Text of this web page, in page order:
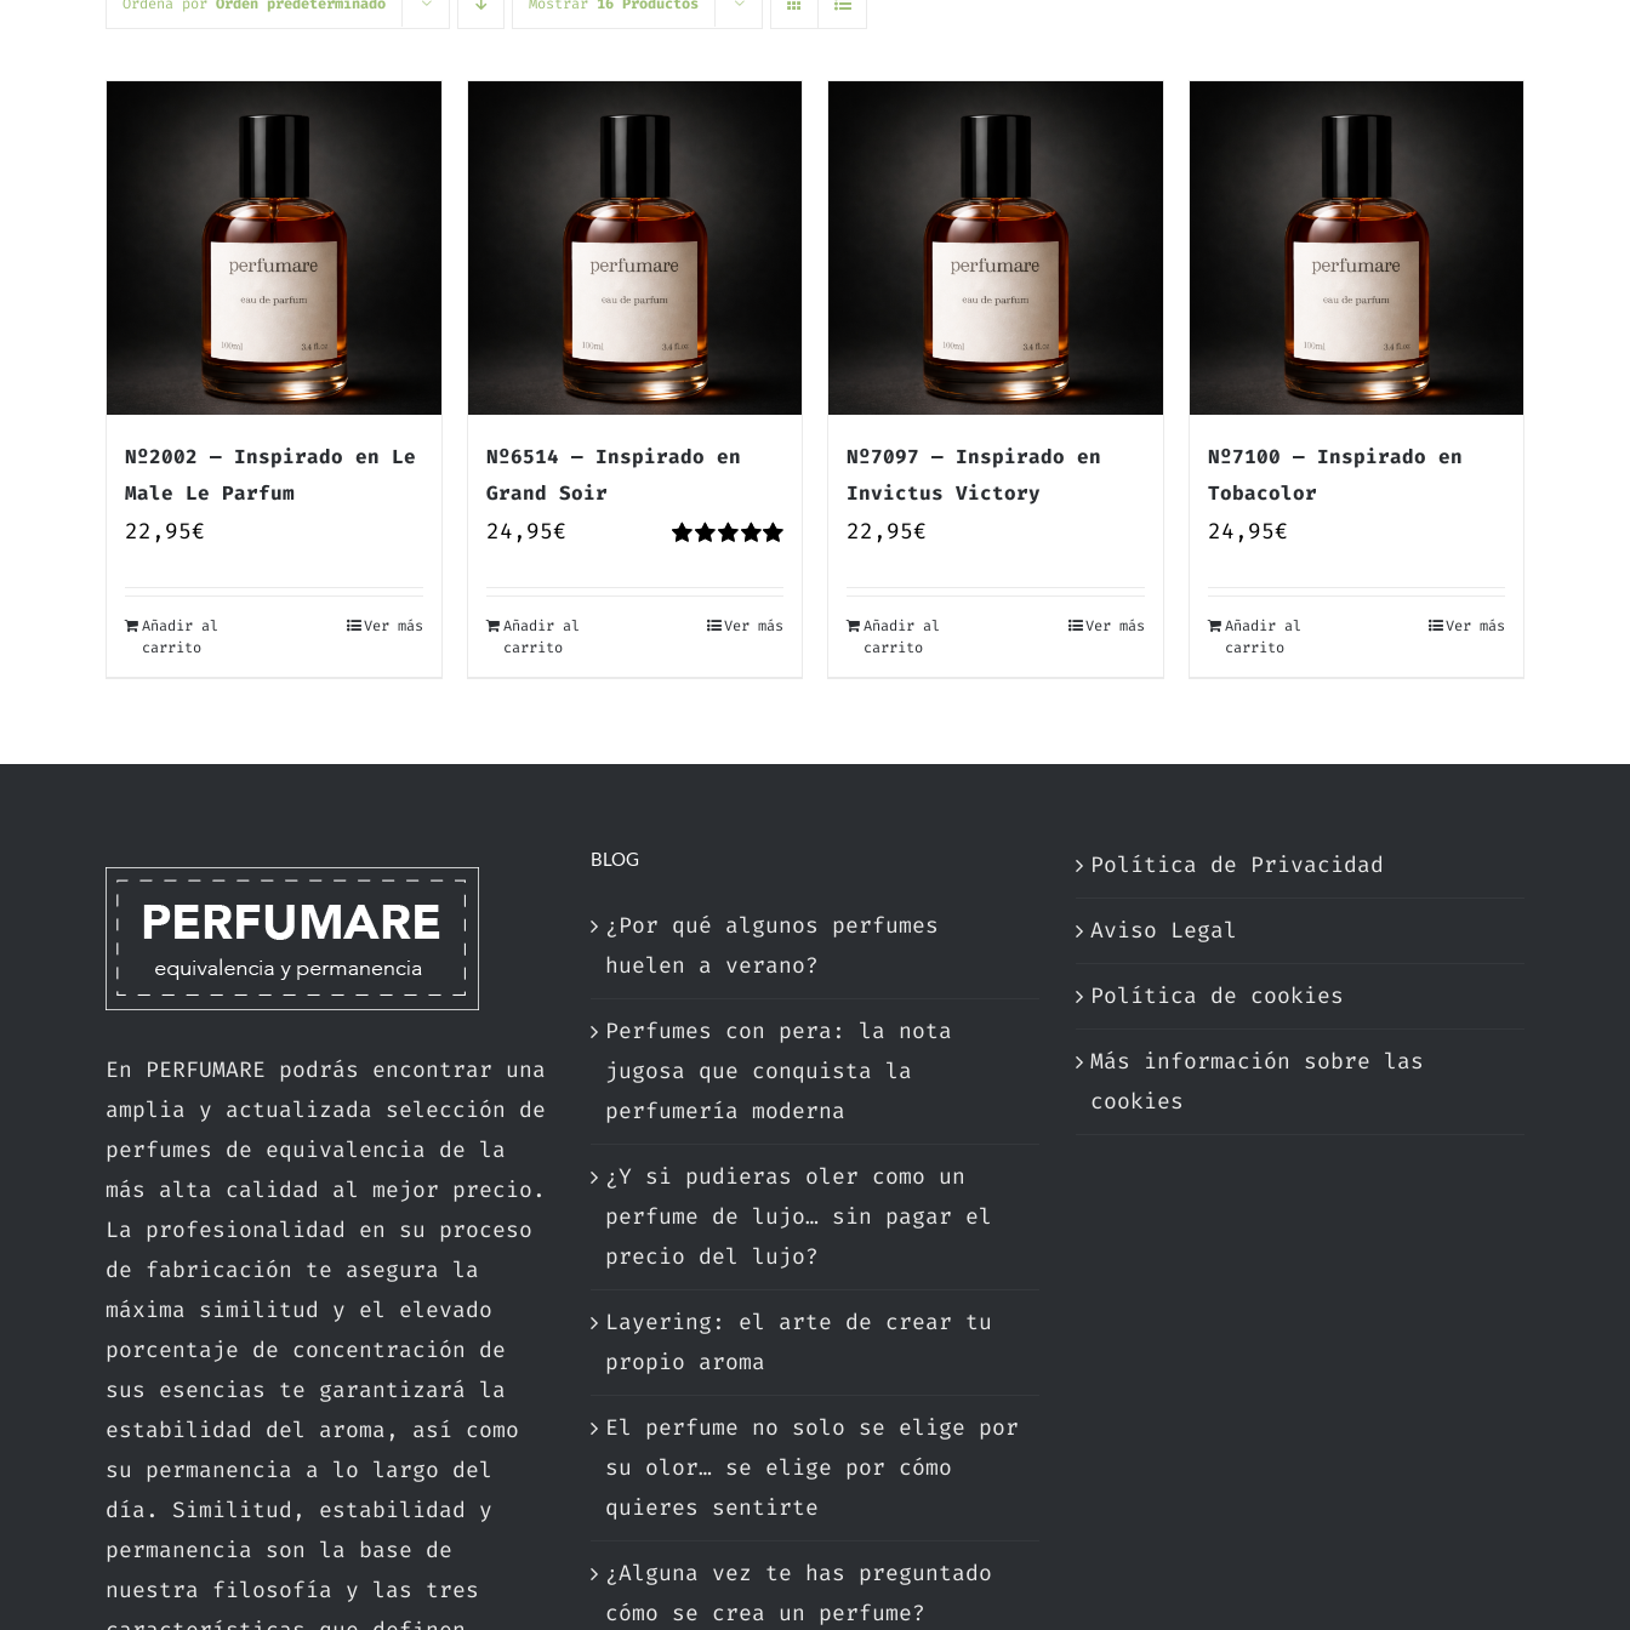
Nº2002 — Inspirado en Le
Male Le Parfum
22,95€
Añadir al
carrito
Ver más
Nº6514 — Inspirado en
Grand Soir
24,95€
Añadir al
carrito
Ver más
Nº7097 — Inspirado en
Invictus Victory
22,95€
Añadir al
carrito
Ver más
Nº7100 — Inspirado en
Tobacolor
24,95€
Añadir al
carrito
Ver más
En PERFUMARE podrás encontrar una
amplia y actualizada selección de
perfumes de equivalencia de la
más alta calidad al mejor precio.
La profesionalidad en su proceso
de fabricación te asegura la
máxima similitud y el elevado
porcentaje de concentración de
sus esencias te garantizará la
estabilidad del aroma, así como
su permanencia a lo largo del
día. Similitud, estabilidad y
permanencia son la base de
nuestra filosofía y las tres
BLOG
¿Por qué algunos perfumes
huelen a verano?
Perfumes con pera: la nota
jugosa que conquista la
perfumería moderna
¿Y si pudieras oler como un
perfume de lujo… sin pagar el
precio del lujo?
Layering: el arte de crear tu
propio aroma
El perfume no solo se elige por
su olor… se elige por cómo
quieres sentirte
¿Alguna vez te has preguntado
cómo se crea un perfume?
Política de Privacidad
Aviso Legal
Política de cookies
Más información sobre las
cookies